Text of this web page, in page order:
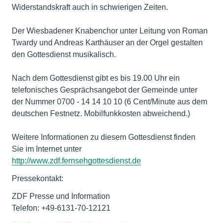
Widerstandskraft auch in schwierigen Zeiten.
Der Wiesbadener Knabenchor unter Leitung von Roman
Twardy und Andreas Karthäuser an der Orgel gestalten
den Gottesdienst musikalisch.
Nach dem Gottesdienst gibt es bis 19.00 Uhr ein
telefonisches Gesprächsangebot der Gemeinde unter
der Nummer 0700 - 14 14 10 10 (6 Cent/Minute aus dem
deutschen Festnetz. Mobilfunkkosten abweichend.)
Weitere Informationen zu diesem Gottesdienst finden
Sie im Internet unter
http://www.zdf.fernsehgottesdienst.de
Pressekontakt:
ZDF Presse und Information
Telefon: +49-6131-70-12121